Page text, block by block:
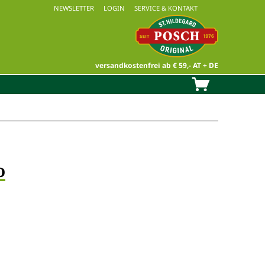
NEWSLETTER LOGIN SERVICE & KONTAKT
versandkostenfrei ab € 59,- AT + DE